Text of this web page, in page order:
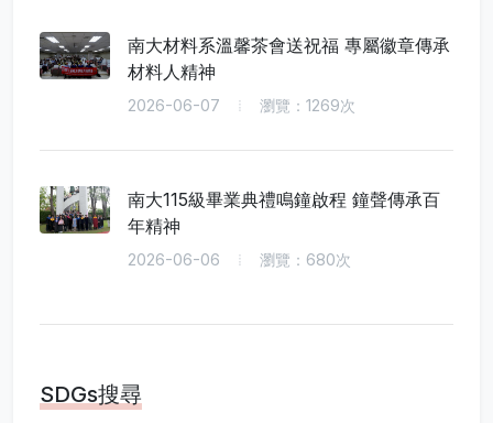
南大材料系溫馨茶會送祝福 專屬徽章傳承
材料人精神
2026-06-07 瀏覽：1269次
南大115級畢業典禮鳴鐘啟程 鐘聲傳承百
年精神
2026-06-06 瀏覽：680次
SDGs搜尋